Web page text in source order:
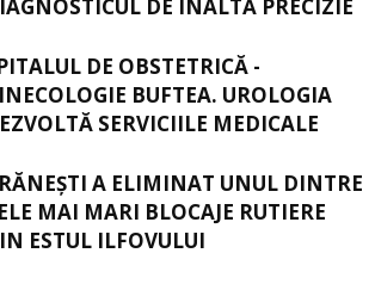
DE ÎNALTĂ PRECIZIE
DE OBSTETRICĂ -
BUFTEA. UROLOGIA
SERVICIILE MEDICALE
A ELIMINAT UNUL DINTRE
MAI MARI BLOCAJE RUTIERE
ESTUL ILFOVULUI